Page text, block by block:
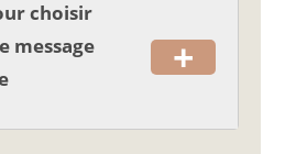
choisir
message
+